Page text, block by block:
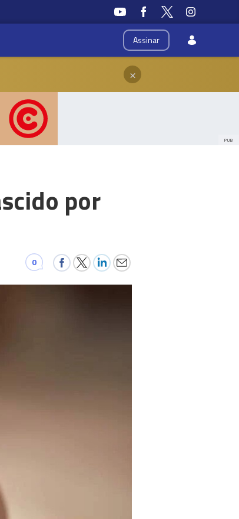
Assinar
×
PUB
por
0